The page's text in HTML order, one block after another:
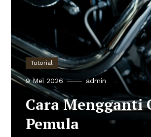
Tutorial
9 Mei 2026 admin
Cara Mengganti
Pemula